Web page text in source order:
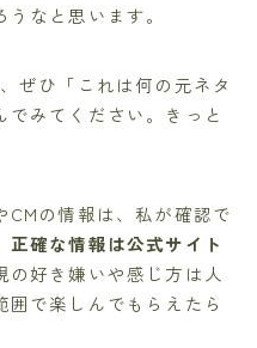
なと思います。
ぜひ「これは何の元ネタ
みてください。きっと
CMの情報は、私が確認で
正確な情報は公式サイト
の好き嫌いや感じ方は人
で楽しんでもらえたら